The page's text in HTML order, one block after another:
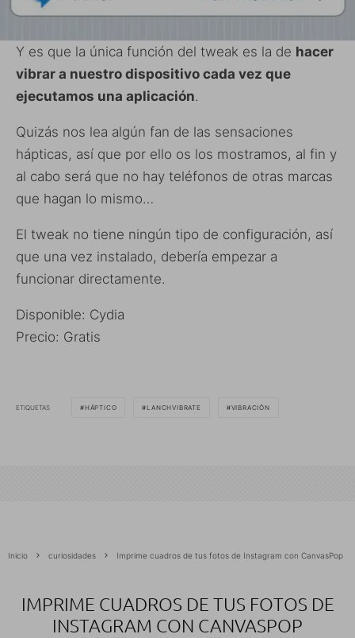
Y es que la única función del tweak es la de hacer
vibrar a nuestro dispositivo cada vez que
ejecutamos una aplicación.
Quizás nos lea algún fan de las sensaciones
hápticas, así que por ello os los mostramos, al fin y
al cabo será que no hay teléfonos de otras marcas
que hagan lo mismo…
El tweak no tiene ningún tipo de configuración, así
que una vez instalado, debería empezar a
funcionar directamente.
Disponible: Cydia
Precio: Gratis
ETIQUETAS HÁPTICO LANCHVIBRATE VIBRACIÓN
Inicio curiosidades Imprime cuadros de tus fotos de Instagram con CanvasPop
IMPRIME CUADROS DE TUS FOTOS DE
INSTAGRAM CON CANVASPOP